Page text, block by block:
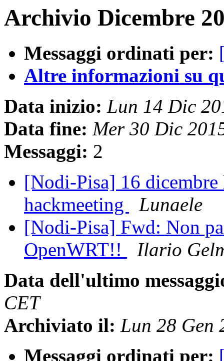
Archivio Dicembre
Messaggi ordinati per:
Altre informazioni su
Data inizio: Lun 14 Dic
Data fine: Mer 30 Dic
Messaggi: 2
[Nodi-Pisa] 16 dicembre
hackmeeting
Lunaele
[Nodi-Pisa] Fwd: Non
OpenWRT!!
Ilario
Data dell'ultimo
CET
Archiviato il: Lun 28 Gen
Messaggi ordinati per: